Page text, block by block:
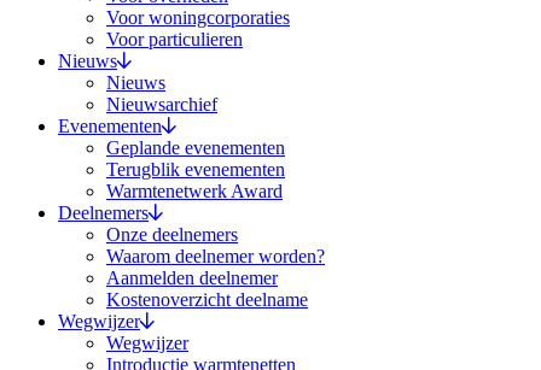
Voor woningcorporaties
Voor particulieren
Nieuws
Nieuws
Nieuwsarchief
Evenementen
Geplande evenementen
Terugblik evenementen
Warmtenetwerk Award
Deelnemers
Onze deelnemers
Waarom deelnemer worden?
Aanmelden deelnemer
Kostenoverzicht deelname
Wegwijzer
Wegwijzer
Introductie warmtenetten